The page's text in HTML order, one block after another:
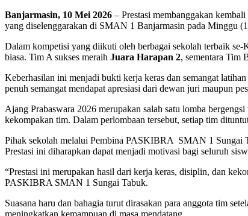
Banjarmasin, 10 Mei 2026 – Prestasi membanggakan
yang diselenggarakan di SMAN 1 Banjarmasin pada Minggu
Dalam kompetisi yang diikuti oleh berbagai sekolah terbaik
biasa. Tim A sukses meraih Juara Harapan 2, sementara Tim
Keberhasilan ini menjadi bukti kerja keras dan semangat
penuh semangat mendapat apresiasi dari dewan juri maupun
Ajang Prabaswara 2026 merupakan salah satu lomba
kekompakan tim. Dalam perlombaan tersebut, setiap tim
Pihak sekolah melalui Pembina PASKIBRA SMAN 1 Sungai
Prestasi ini diharapkan dapat menjadi motivasi bagi seluruh
“Prestasi ini merupakan hasil dari kerja keras, disiplin, dan
PASKIBRA SMAN 1 Sungai Tabuk.
Suasana haru dan bahagia turut dirasakan para anggota tim
meningkatkan kemampuan di masa mendatang.